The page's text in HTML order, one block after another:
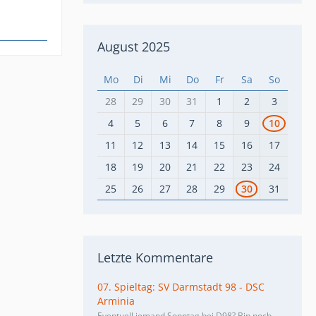
August 2025
Mo Di Mi Do Fr Sa
So
28
29 30 31 1 2
3
4
5 6 7 8 9
10
11
12 13 14 15 16
17
18
19 20 21 22 23
24
25
26 27 28 29 30 31
Letzte Kommentare
07. Spieltag: SV Darmstadt 98 - DSC
Arminia